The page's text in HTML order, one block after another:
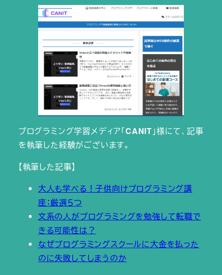
プログラミング学習メディア「CANIT 」様にて、記事
を執筆した経験がございます。
【執筆した記事】
大人も学べる！子供向けプログラミング講
座：厳選５つ
文系の人がプログラミングを勉強して転職で
きる可能性は？
なぜプログラミングスクールに大金を払った
のに失敗してしまうのか